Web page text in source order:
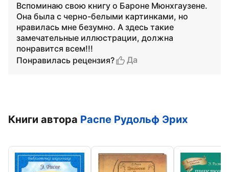
Вспоминаю свою книгу о Бароне Мюнхгаузене.
Она была с черно-белыми картинками, но
нравилась мне безумно. А здесь такие
замечательные иллюстрации, должна
понравится всем!!!
Понравилась рецензия?
Да
Книги автора Распе Рудольф Эрих